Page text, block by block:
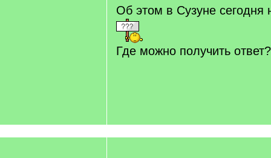
Об этом в Сузуне сегодня
Где можно получить ответ?